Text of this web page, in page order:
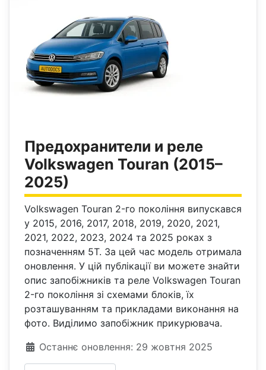
Предохранители и реле
Volkswagen Touran (2015–
2025)
Volkswagen Touran 2-го покоління випускався
у 2015, 2016, 2017, 2018, 2019, 2020, 2021,
2021, 2022, 2023, 2024 та 2025 роках з
позначенням 5T. За цей час модель отримала
оновлення. У цій публікації ви можете знайти
опис запобіжників та реле Volkswagen Touran
2-го покоління зі схемами блоків, їх
розташуванням та прикладами виконання на
фото. Виділимо запобіжник прикурювача.
Деталі
Останнє оновлення: 29 жовтня 2025